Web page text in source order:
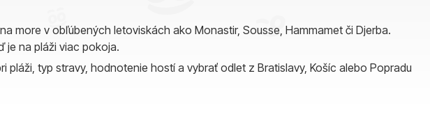
more v obľúbených letoviskách ako Monastir, Sousse, Hammamet či Djerba.
je na pláži viac pokoja.
typ stravy, hodnotenie hostí a vybrať odlet z Bratislavy, Košíc alebo Popradu